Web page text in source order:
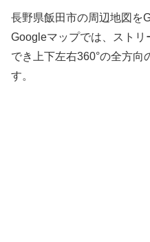
長野県飯田市の周辺地図を
Googleマップでは、スト
でき上下左右360°の全方向
す。